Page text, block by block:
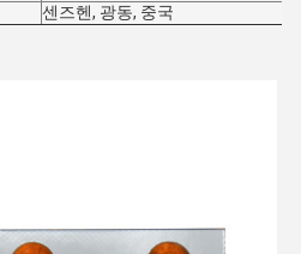
센즈헨, 광동, 중국